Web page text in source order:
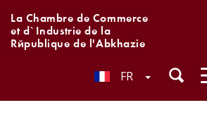
La Chambre de Commerce
et d`Industrie de la
République de l'Abkhazie
FR